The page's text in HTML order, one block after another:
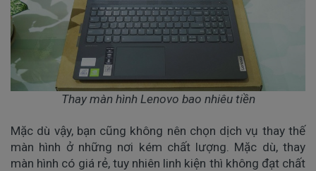
Thay màn hình Lenovo bao nhiêu tiền
Mặc dù vậy, bạn cũng không nên chọn dịch vụ thay thế
màn hình ở những nơi kém chất lượng. Mặc dù, thay
màn hình có giá rẻ, tuy nhiên linh kiện thì không đạt chất